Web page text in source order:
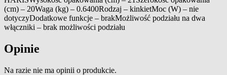
(cm) – 20Waga (kg) – 0.6400Rodzaj – kinkietMoc (W) – nie
dotyczyDodatkowe funkcje – brakMożliwość podziału na dwa
włączniki – brak możliwości podziału
Opinie
Na razie nie ma opinii o produkcie.